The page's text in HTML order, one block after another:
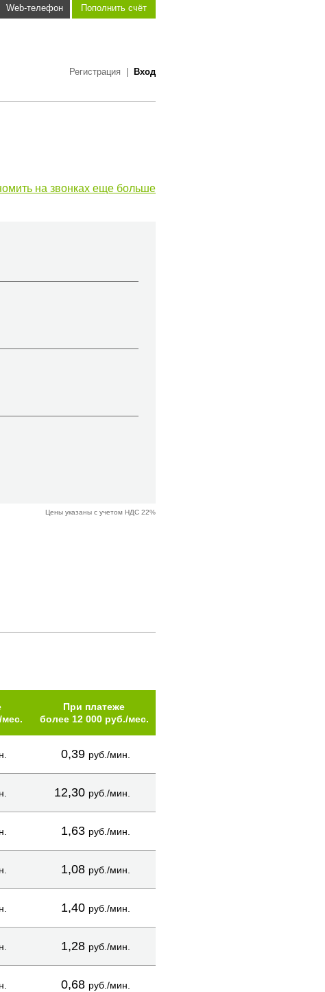
Web-телефон Пополнить счёт
Регистрация Вход
на звонках еще больше
Цены указаны с учетом НДС 22%
При платеже
более 12 000 руб./мес.
0,39 руб./мин.
12,30 руб./мин.
1,63 руб./мин.
1,08 руб./мин.
1,40 руб./мин.
1,28 руб./мин.
0,68 руб./мин.